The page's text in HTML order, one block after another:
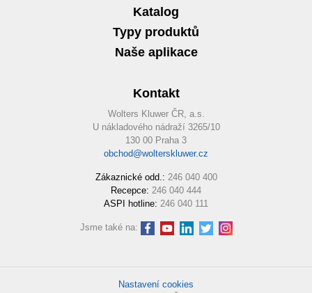
Katalog
Typy produktů
Naše aplikace
Kontakt
Wolters Kluwer ČR, a.s.
U nákladového nádraží 3265/10
130 00 Praha 3
obchod@wolterskluwer.cz
Zákaznické odd.: 246 040 400
Recepce: 246 040 444
ASPI hotline: 246 040 111
Jsme také na:
Nastavení cookies